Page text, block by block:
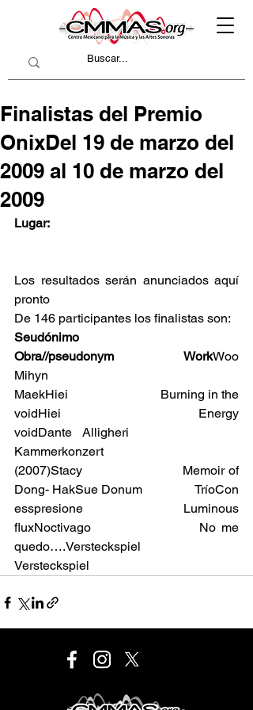
Finalistas del Premio
OnixDel 19 de marzo del
2009 al 10 de marzo del
2009
Lugar:
Los resultados serán anunciados aquí
pronto
De 146 participantes los finalistas son:
Seudónimo
Obra//pseudonym               WorkWoo
Mihyn
MaekHiei                             Burning in the
voidHiei                             Energy
voidDante Alligheri
Kammerkonzert
(2007)Stacy                          Memoir of
Dong- HakSue Donum                TríoCon
esspresione        Luminous
fluxNoctivago                   No me
quedo….Versteckspiel
Versteckspiel